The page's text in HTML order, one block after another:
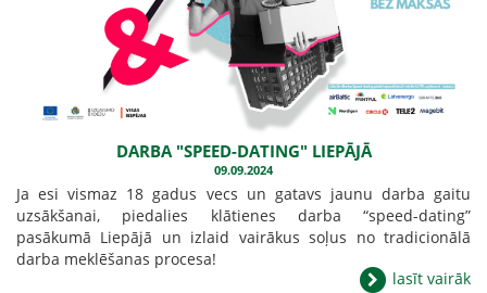
DARBA "SPEED-DATING" LIEPĀJĀ
09.09.2024
Ja esi vismaz 18 gadus vecs un gatavs jaunu darba gaitu
uzsākšanai, piedalies klātienes darba “speed-dating”
pasākumā Liepājā un izlaid vairākus soļus no tradicionālā
darba meklēšanas procesa!
lasīt vairāk